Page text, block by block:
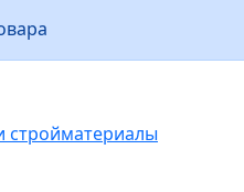
cтройматериалы